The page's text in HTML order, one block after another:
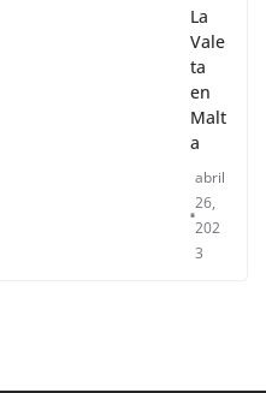
La
Vale
ta
en
Malt
a
abril
26,
202
3